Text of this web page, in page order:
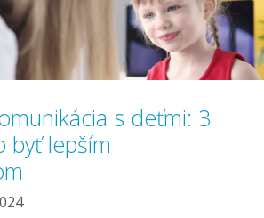
s deťmi: 3
byť lepším